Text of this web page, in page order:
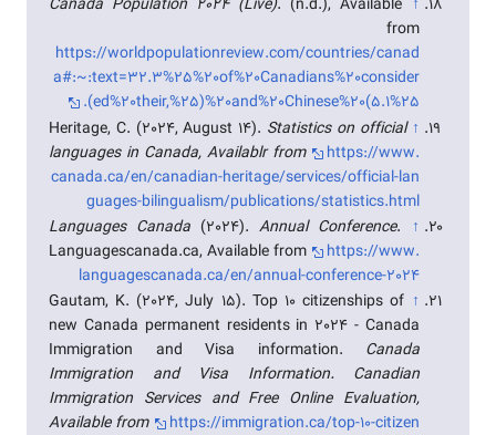
↑
Canada Population 2024 (Live). (n.d.), Available
from
https://worldpopulationreview.com/countries/canad
a#:~:text=32.3%25%20of%20Canadians%20consider
ed%20their,%25)%20and%20Chinese%20(5.1%25).
↑
Heritage, C. (2024, August 14). Statistics on official
languages in Canada, Availablr from
https://www.
canada.ca/en/canadian-heritage/services/official-lan
guages-bilingualism/publications/statistics.html
↑
Languages Canada (2024). Annual Conference.
Languagescanada.ca, Available from
https://www.
languagescanada.ca/en/annual-conference-2024
↑
Gautam, K. (2024, July 15). Top 10 citizenships of
new Canada permanent residents in 2024 - Canada
Immigration and Visa information. Canada
Immigration and Visa Information. Canadian
Immigration Services and Free Online Evaluation,
Available from
https://immigration.ca/top-10-citizen